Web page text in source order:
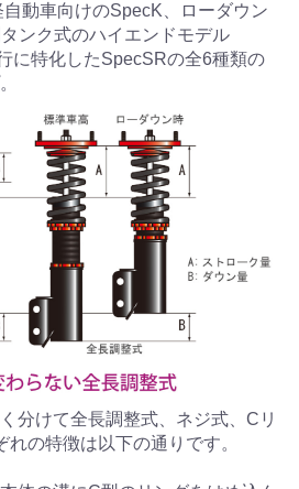
動車向けのSpecK、ローダウン
ンク式のハイエンドモデル
に特化したSpecSRの全6種類の
分けて全長調整式、ネジ式、Cリ
の特徴は以下の通りです。